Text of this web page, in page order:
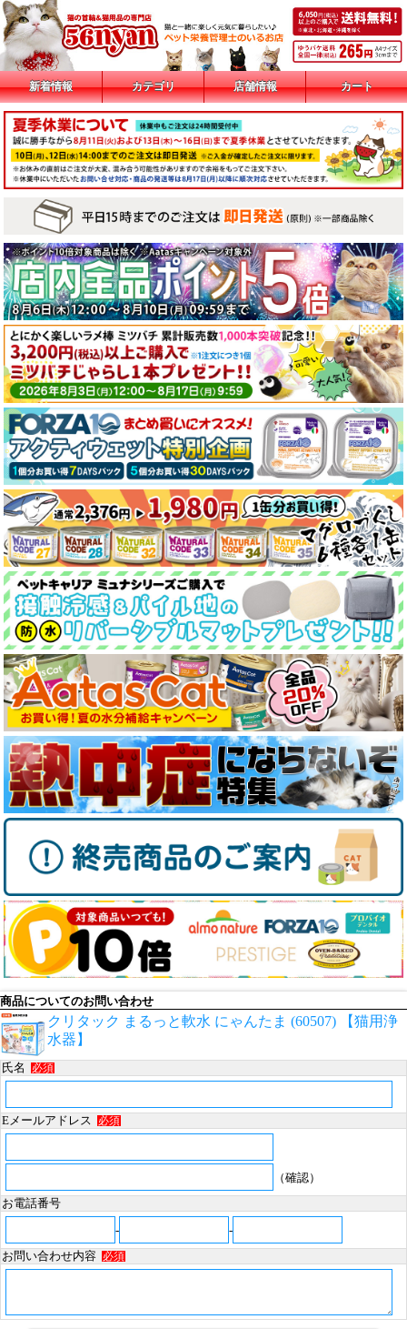
新着情報 カテゴリ 店舗情報 カート
商品についてのお問い合わせ
クリタック まるっと軟水 にゃんたま (60507) 【猫用浄
水器】
氏名 必須
Eメールアドレス 必須
（確認）
お電話番号
-
-
お問い合わせ内容
必須